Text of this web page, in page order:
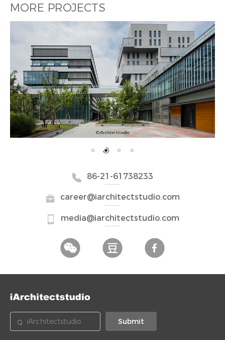
MORE PROJECTS
86-21-61738233
career@iarchitectstudio.com
media@iarchitectstudio.com
Submit